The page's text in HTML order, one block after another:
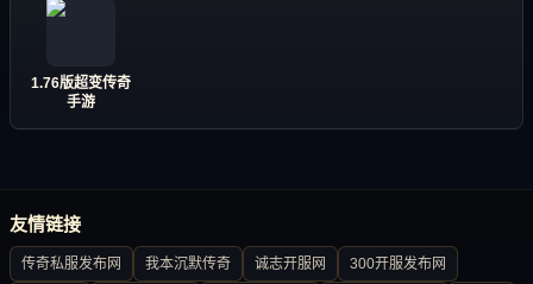
1.76版超变传奇
手游
友情链接
传奇私服发布网 我本沉默传奇 诚志开服网 300开服发布网